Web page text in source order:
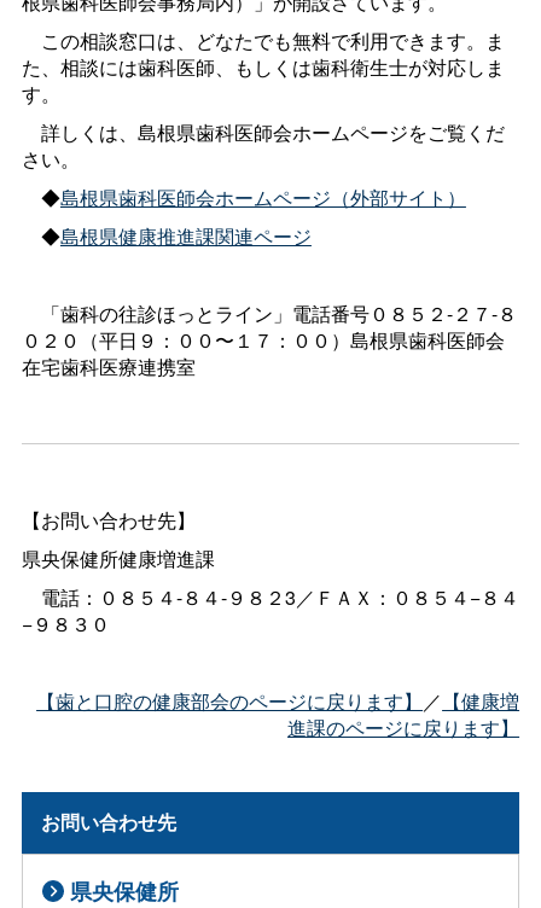
この相談窓口は、どなたでも無料で利用できます。ま
た、相談には歯科医師、もしくは歯科衛生士が対応しま
す。
詳しくは、島根県歯科医師会ホームページをご覧くだ
さい。
◆島根県歯科医師会ホームページ（外部サイト）
◆島根県健康推進課関連ページ
「歯科の往診ほっとライン」電話番号０８５２-２７-８
０２０（平日９：００〜１７：００）島根県歯科医師会
在宅歯科医療連携室
【お問い合わせ先】
県央保健所健康増進課
電話：０８５４-８４-９８２3／ＦＡＸ：０８５４−８４
−９８３０
【歯と口腔の健康部会のページに戻ります】 ／ 【健康増
進課のページに戻ります】
お問い合わせ先
県央保健所